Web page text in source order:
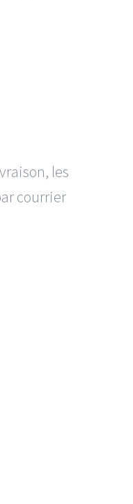
les
courrier